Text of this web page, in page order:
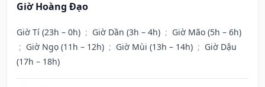
Giờ Hoàng Đạo
Giờ Tí (23h – 0h) ; Giờ Dần (3h – 4h) ; Giờ Mão (5h – 6h)
; Giờ Ngọ (11h – 12h) ; Giờ Mùi (13h – 14h) ; Giờ Dậu
(17h – 18h)